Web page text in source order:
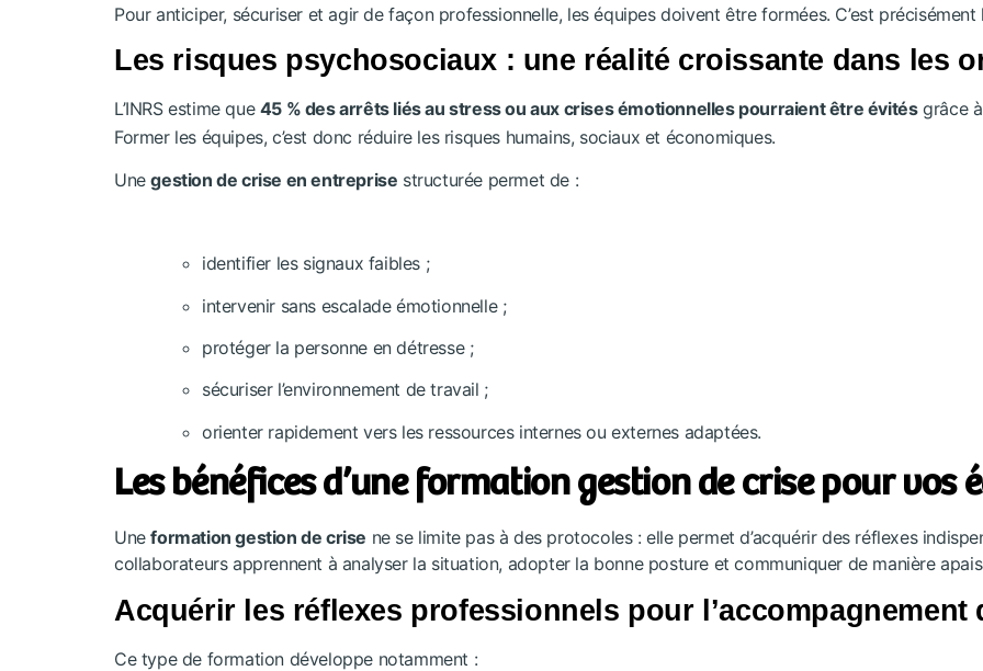
Pour anticiper, sécuriser et agir de façon professionnelle, les équipes doivent être formées. C’est précisément
Les risques psychosociaux : une réalité croissante dans les
L’INRS estime que 45 % des arrêts liés au stress ou aux crises émotionnelles pourraient être évitésgrâce
Former les équipes, c’est donc réduire les risques humains, sociaux et économiques.
Unegestion de crise en entreprise structurée permet de :
identifier les signaux faibles ;
intervenir sans escalade émotionnelle ;
protéger la personne en détresse ;
sécuriser l’environnement de travail ;
orienter rapidement vers les ressources internes ou externes adaptées.
Les bénéfices d’une formation gestion de crise pour vos
Uneformation gestion de crise ne se limite pas à des protocoles : elle permet d’acquérir des réflexes
collaborateurs apprennent à analyser la situation, adopter la bonne posture et communiquer de manière
Acquérir les réflexes professionnels pour l’accompagnement
Ce type de formation développe notamment :